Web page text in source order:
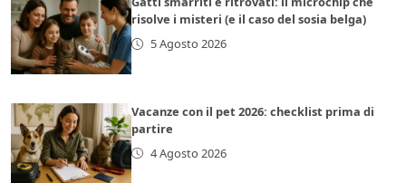
risolve i misteri (e il caso del sosia belga)
5 Agosto 2026
Vacanze con il pet 2026: checklist prima di
partire
4 Agosto 2026